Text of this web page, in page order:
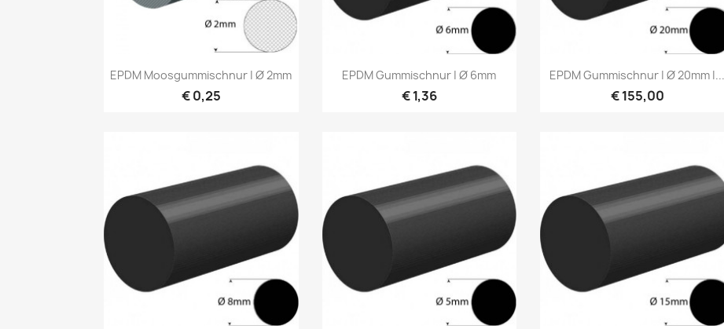
Vorschau
EPDM Moosgummischnur | Ø 2mm
€ 0,25
Vorschau
EPDM Gummischnur | Ø 6mm
€ 1,36
Vorschau
EPDM Gummischnur | Ø 20mm |...
€ 155,00